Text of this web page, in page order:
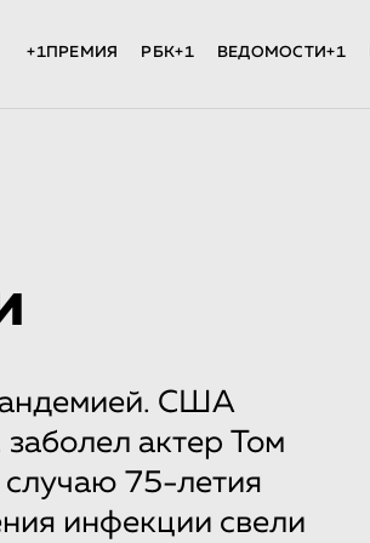
+1ПРЕМИЯ РБК+1 ВЕДОМОСТИ+1
США
актер Том
случаю 75-летия
инфекции свели